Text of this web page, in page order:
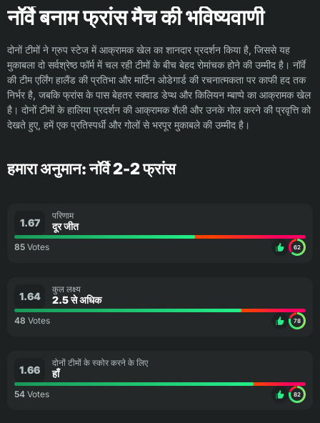
नॉर्वे बनाम फ्रांस मैच की भविष्यवाणी
दोनों टीमों ने ग्रुप स्टेज में आक्रामक खेल का शानदार प्रदर्शन किया है, जिससे यह
मुकाबला दो सर्वश्रेष्ठ फॉर्म में चल रही टीमों के बीच बेहद रोमांचक होने की उम्मीद है। नॉर्वे
की टीम एर्लिंग हालैंड की प्रतिभा और मार्टिन ओडेगार्ड की रचनात्मकता पर काफी हद तक
निर्भर है, जबकि फ्रांस के पास बेहतर स्क्वाड डेप्थ और किलियन म्बाप्पे का आक्रामक खेल
है। दोनों टीमों के हालिया प्रदर्शन की आक्रामक शैली और उनके गोल करने की प्रवृत्ति को
देखते हुए, हमें एक प्रतिस्पर्धी और गोलों से भरपूर मुकाबले की उम्मीद है।
हमारा अनुमान: नॉर्वे 2-2 फ्रांस
1.67
परिणाम
दूर जीत
85 Votes 62
1.64
कुल लक्ष्य
2.5 से अधिक
48 Votes 78
1.66
दोनों टीमों के स्कोर करने के लिए
हाँ
54 Votes 82